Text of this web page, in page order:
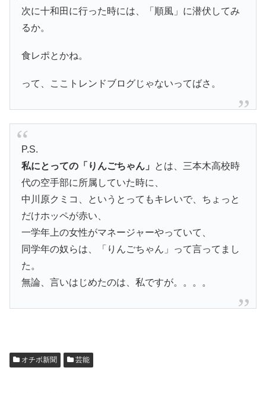
次に十和田に行った時には、「順風」に潜伏してみ
るか。
食レポとかね。
って、ここトレンドブログじゃないってばさ。
P.S.
私にとっての「りんごちゃん」
とは、三本木高校時
代の空手部に所属していた時に、
中川原クミコ、というとってもキレいで、ちょっと
だけホッペが赤い、
一学年上の女性がマネージャーやっていて、
同学年の奴らは、「りんごちゃん」って言ってまし
た。
無論、言いはじめたのは、私ですが。。。。
オチボ新聞 芸能